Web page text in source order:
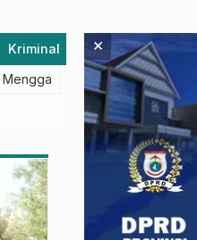
Kriminal Lifestyle
Mengga #featured #Polda
×